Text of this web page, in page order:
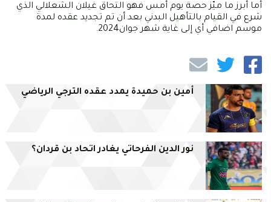
أما أبرز ما ميّز حصة يوم أمس فهو التحاق غيلان الشعلالي الذي
شرع في القيام بالتأهيل البدني بعد أن تم تجديد عقده لمدة
موسم اضافي أي إلى غاية شهر جوان2024.
أمين بن حميدة يمدد عقده الترجي الرياضي
نور الدين الفرحاتي يغادر اتحاد بن قردان؟